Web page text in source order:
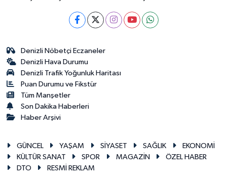
Denizli Nöbetçi Eczaneler
Denizli Hava Durumu
Denizli Trafik Yoğunluk Haritası
Puan Durumu ve Fikstür
Tüm Manşetler
Son Dakika Haberleri
Haber Arşivi
GÜNCEL YAŞAM SİYASET SAĞLIK
EKONOMİ
KÜLTÜR SANAT
SPOR MAGAZİN
ÖZEL HABER
DTO
RESMİ REKLAM